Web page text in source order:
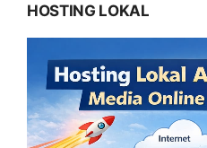
HOSTING LOKAL